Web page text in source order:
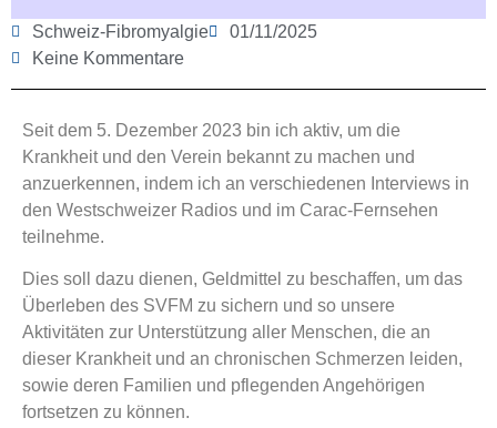
Schweiz-Fibromyalgie
01/11/2025
Keine Kommentare
Seit dem 5. Dezember 2023 bin ich aktiv, um die
Krankheit und den Verein bekannt zu machen und
anzuerkennen, indem ich an verschiedenen Interviews in
den Westschweizer Radios und im Carac-Fernsehen
teilnehme.
Dies soll dazu dienen, Geldmittel zu beschaffen, um das
Überleben des SVFM zu sichern und so unsere
Aktivitäten zur Unterstützung aller Menschen, die an
dieser Krankheit und an chronischen Schmerzen leiden,
sowie deren Familien und pflegenden Angehörigen
fortsetzen zu können.